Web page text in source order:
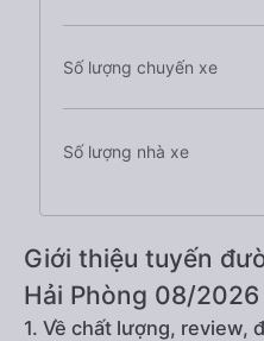
Số lượng chuyến xe
Số lượng nhà xe
Giới thiệu tuyến
Hải Phòng 08/2026
1. Về chất lượng, review,